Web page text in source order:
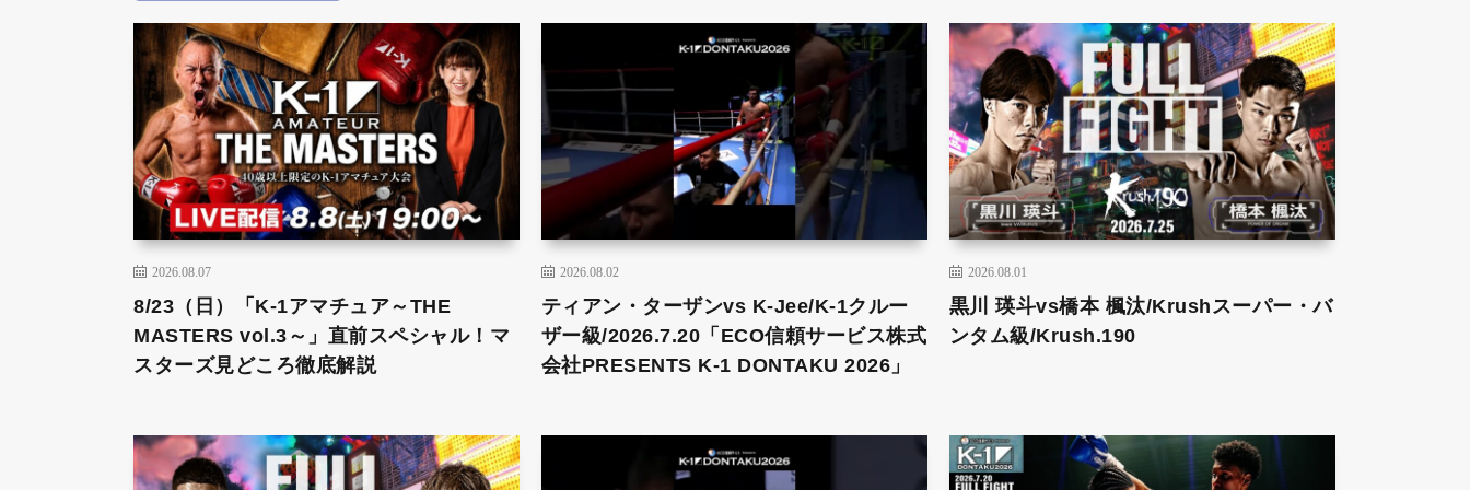
2026.08.07
8/23（日）「K-1アマチュア～THE
MASTERS vol.3～」直前スペシャル！マ
スターズ見どころ徹底解説
2026.08.02
ティアン・ターザンvs K-Jee/K-1クルー
ザー級/2026.7.20「ECO信頼サービス株式
会社PRESENTS K-1 DONTAKU 2026」
2026.08.01
黒川 瑛斗vs橋本 楓汰/Krushスーパー・バ
ンタム級/Krush.190